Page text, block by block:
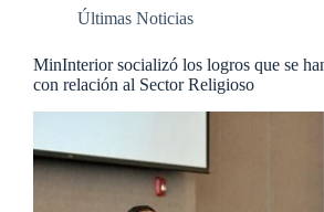
Últimas Noticias
MinInterior socializó los logros que se
con relación al Sector Religioso